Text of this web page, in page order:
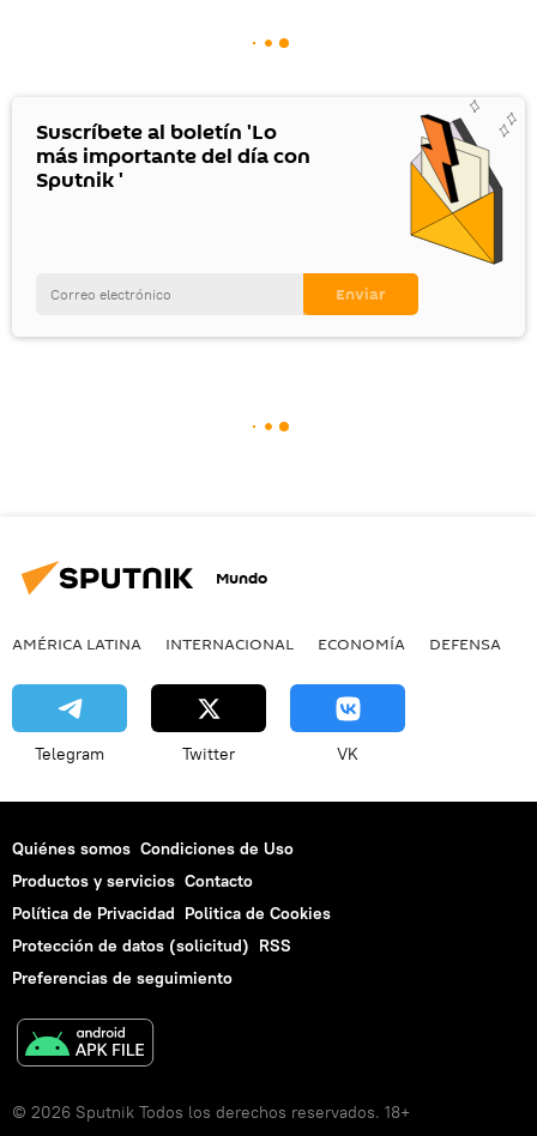
Suscríbete al boletín 'Lo
más importante del día con
Sputnik '
Mundo
AMÉRICA LATINA INTERNACIONAL ECONOMÍA DEFENSA
Telegram Twitter VK
Quiénes somos Condiciones de Uso
Productos y servicios Contacto
Política de Privacidad Politica de Cookies
Protección de datos (solicitud) RSS
Preferencias de seguimiento
© 2026 Sputnik Todos los derechos reservados. 18+